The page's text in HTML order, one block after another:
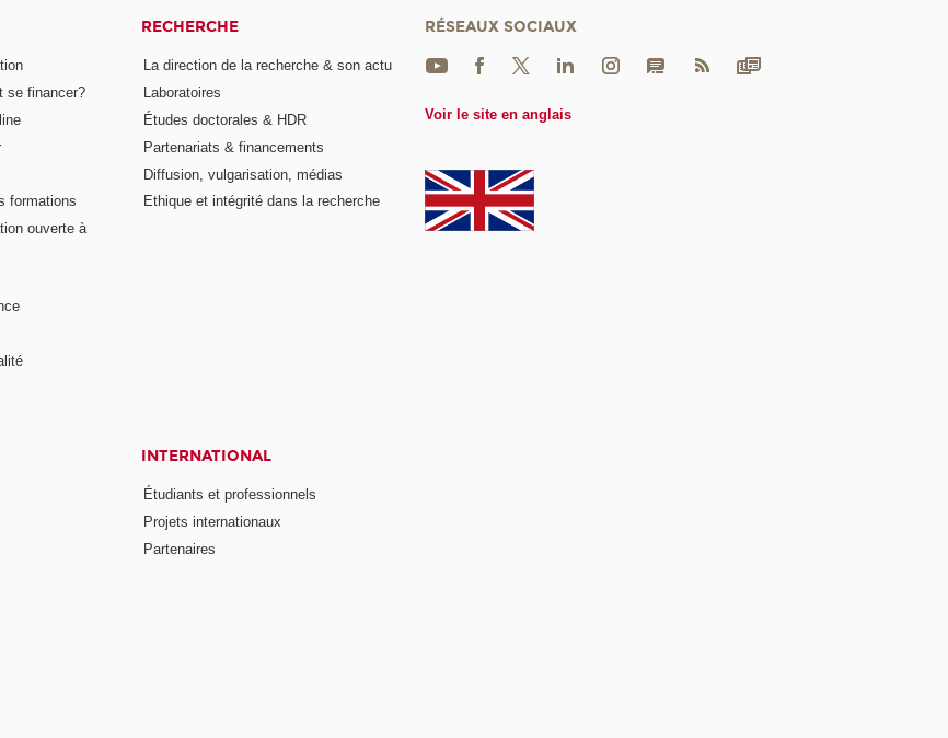
se financer?
formations
ouverte à
RECHERCHE
La direction de la recherche & son actu
Laboratoires
Études doctorales & HDR
Partenariats & financements
Diffusion, vulgarisation, médias
Ethique et intégrité dans la recherche
INTERNATIONAL
Étudiants et professionnels
Projets internationaux
Partenaires
RÉSEAUX SOCIAUX
Voir le site en anglais